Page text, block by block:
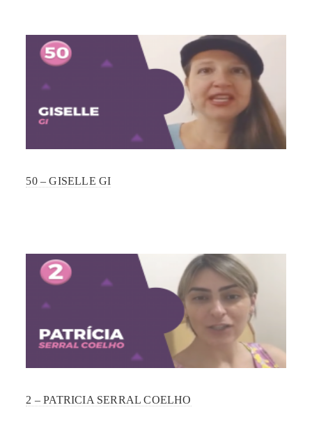
50 – GISELLE GI
2 – PATRICIA SERRAL COELHO